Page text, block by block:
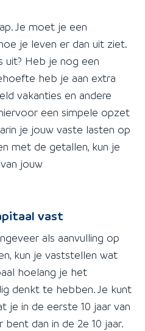
Je moet je een
je leven er dan uit ziet.
uit? Heb je nog een
heb je aan extra
vakanties en andere
een simpele opzet
je jouw vaste lasten op
met de getallen, kun je
jouw
vast
als aanvulling op
kun je vaststellen wat
hoelang je het
denkt te hebben. Je kunt
je in de eerste 10 jaar van
dan in de 2e 10 jaar.